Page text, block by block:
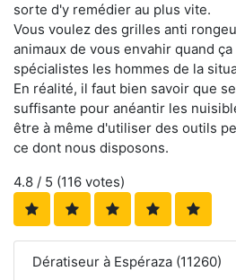
sorte d'y remédier au plus vite.
Vous voulez des grilles anti
animaux de vous envahir quand
spécialistes les hommes de la
En réalité, il faut bien savoir que
suffisante pour anéantir les
être à même d'utiliser des outils
ce dont nous disposons.
4.8 / 5 (116 votes)
Dératiseur à Espéraza (11260)